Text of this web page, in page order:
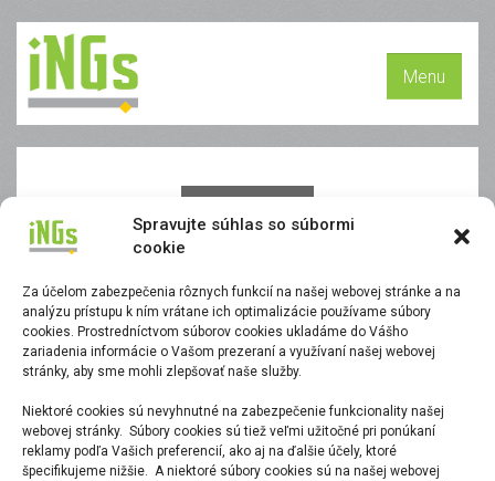
Spravujte súhlas so súbormi
cookie
Za účelom zabezpečenia rôznych funkcií na našej webovej stránke a na
analýzu prístupu k ním vrátane ich optimalizácie používame súbory
cookies. Prostredníctvom súborov cookies ukladáme do Vášho
zariadenia informácie o Vašom prezeraní a využívaní našej webovej
stránky, aby sme mohli zlepšovať naše služby.
Niektoré cookies sú nevyhnutné na zabezpečenie funkcionality našej
webovej stránky. Súbory cookies sú tiež veľmi užitočné pri ponúkaní
reklamy podľa Vašich preferencií, ako aj na ďalšie účely, ktoré
špecifikujeme nižšie. A niektoré súbory cookies sú na našej webovej
Menu
Preview
Preview
mar 01, 2023